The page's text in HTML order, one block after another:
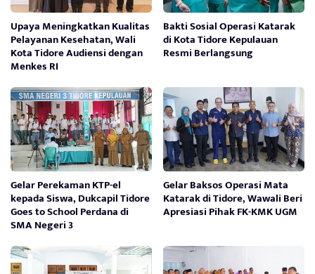
Upaya Meningkatkan Kualitas
Pelayanan Kesehatan, Wali
Kota Tidore Audiensi dengan
Menkes RI
Bakti Sosial Operasi Katarak
di Kota Tidore Kepulauan
Resmi Berlangsung
Gelar Perekaman KTP-el
kepada Siswa, Dukcapil Tidore
Goes to School Perdana di
SMA Negeri 3
Gelar Baksos Operasi Mata
Katarak di Tidore, Wawali Beri
Apresiasi Pihak FK-KMK UGM